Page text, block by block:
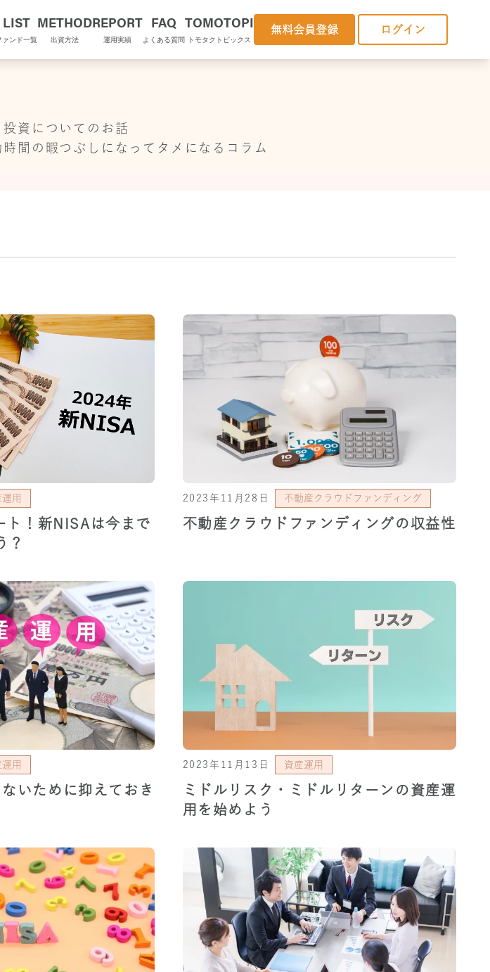
LIST
ァンド一覧
METHOD
出資方法
REPORT
運用実績
FAQ
よくある質問
TOMOTOPI
トモタクトピックス
無料会員登録 ログイン
資についてのお話
間の暇つぶしになってタメになるコラム
運用
ト！新NISAは今まで
？
2023年11月28日 不動産クラウドファンディング
不動産クラウドファンディングの収益性
運用
いために抑えておき
2023年11月13日 資産運用
ミドルリスク・ミドルリターンの資産運
用を始めよう